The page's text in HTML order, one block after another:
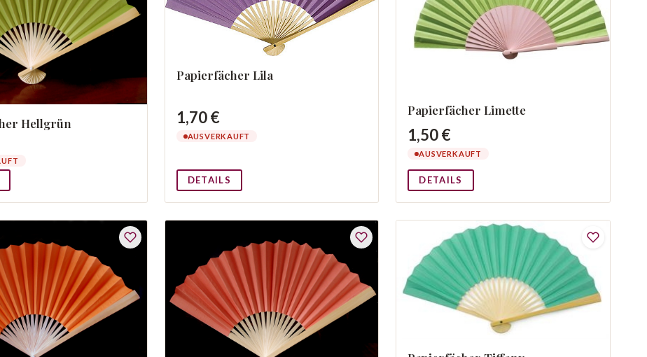
Hellgrün
Papierfächer Lila
1,70 €
AUSVERKAUFT
DETAILS
Papierfächer Limette
1,50 €
AUSVERKAUFT
DETAILS